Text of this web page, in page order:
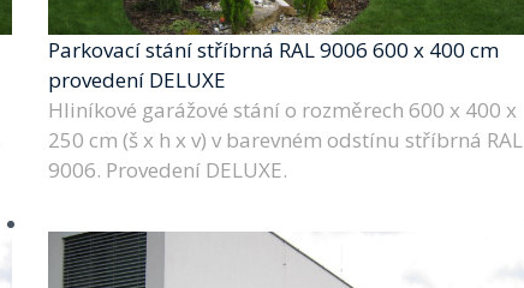
Parkovací stání stříbrná RAL 9006 600 x 400 cm
provedení DELUXE
Hliníkové garážové stání o rozměrech 600 x 400 x
250 cm (š x h x v) v barevném odstínu stříbrná RAL
9006. Provedení DELUXE.